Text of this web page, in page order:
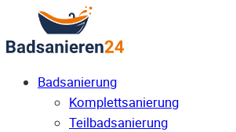
Badsanierung
Komplettsanierung
Teilbadsanierung